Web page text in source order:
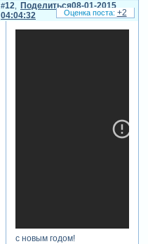
Поделиться
12
08-01-2015
04:04:32
с новым годом!
+2